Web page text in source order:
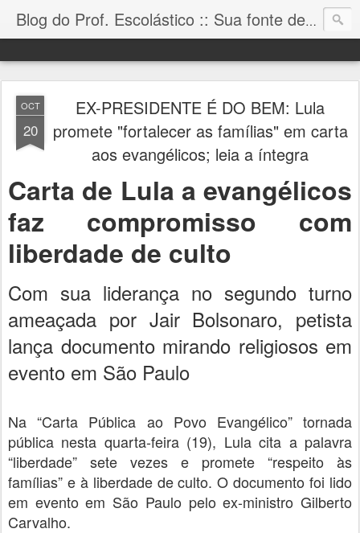
Blog do Prof. Escolástico :: Sua fonte de informação!
OCT
20
EX-PRESIDENTE É DO BEM: Lula
promete "fortalecer as famílias" em carta
aos evangélicos; leia a íntegra
Carta de Lula a evangélicos
faz compromisso com
liberdade de culto
Com sua liderança no segundo turno
ameaçada por Jair Bolsonaro, petista
lança documento mirando religiosos em
evento em São Paulo
Na “Carta Pública ao Povo Evangélico” tornada
pública nesta quarta-feira (19), Lula cita a palavra
“liberdade” sete vezes e promete “respeito às
famílias” e à liberdade de culto. O documento foi lido
em evento em São Paulo pelo ex-ministro Gilberto
Carvalho.